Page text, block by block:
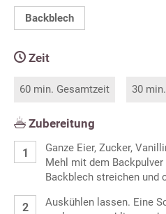
Backblech
Zeit
60 min. Gesamtzeit 30
Zubereitung
Ganze Eier, Zucker,
Mehl mit dem
Backblech streichen und
Auskühlen lassen. Eine